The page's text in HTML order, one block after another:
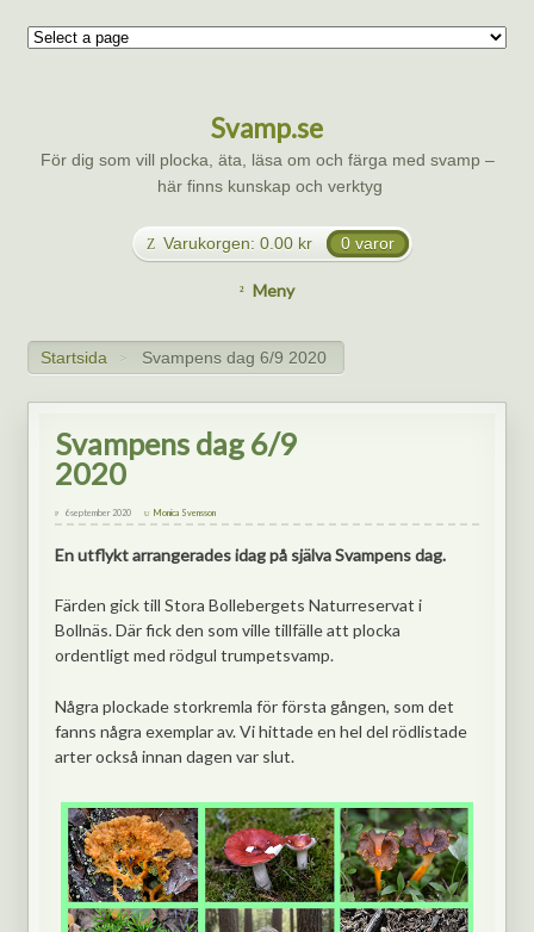
Svamp.se
För dig som vill plocka, äta, läsa om och färga med svamp –
här finns kunskap och verktyg
Varukorgen: 0.00 kr 0 varor
Meny
Startsida > Svampens dag 6/9 2020
Svampens dag 6/9
2020
6 september 2020 Monica Svensson
En utflykt arrangerades idag på själva Svampens dag.
Färden gick till Stora Bollebergets Naturreservat i
Bollnäs. Där fick den som ville tillfälle att plocka
ordentligt med rödgul trumpetsvamp.
Några plockade storkremla för första gången, som det
fanns några exemplar av. Vi hittade en hel del rödlistade
arter också innan dagen var slut.